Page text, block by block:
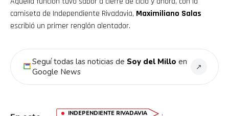
camiseta de Independiente Rivadavia, Maximiliano Salas
escribió un primer renglón alentador.
Seguí todas las noticias de Soy del Millo en
Google News
↗
INDEPENDIENTE RIVADAVIA ,
Reddit
Pinterest
Whatsapp
Email